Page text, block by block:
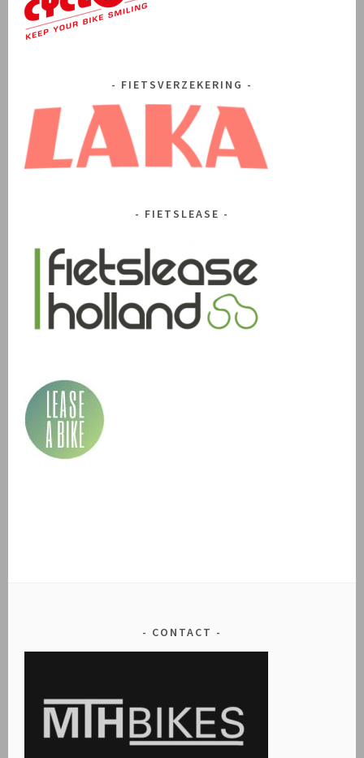
FIETSVERZEKERING
FIETSLEASE
CONTACT